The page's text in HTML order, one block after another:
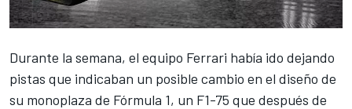
Durante la semana, el equipo Ferrari había ido dejando
pistas que indicaban un posible cambio en el diseño de
su monoplaza de Fórmula 1, un F1-75 que después de